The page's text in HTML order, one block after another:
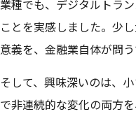
業種でも、デジタルトラ
ことを実感しました。少
意義を、金融業自体が問
そして、興味深いのは、
で非連続的な変化の両方